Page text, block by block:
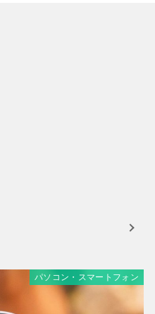
パソコン・スマートフォン